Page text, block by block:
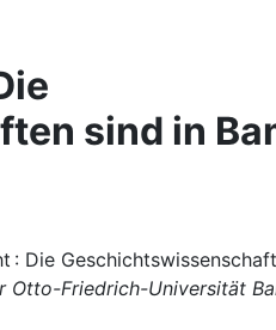
sind in
: Die
Otto-Friedrich-Universität